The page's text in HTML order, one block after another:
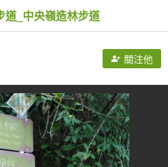
道_中央嶺造林步道
關注他